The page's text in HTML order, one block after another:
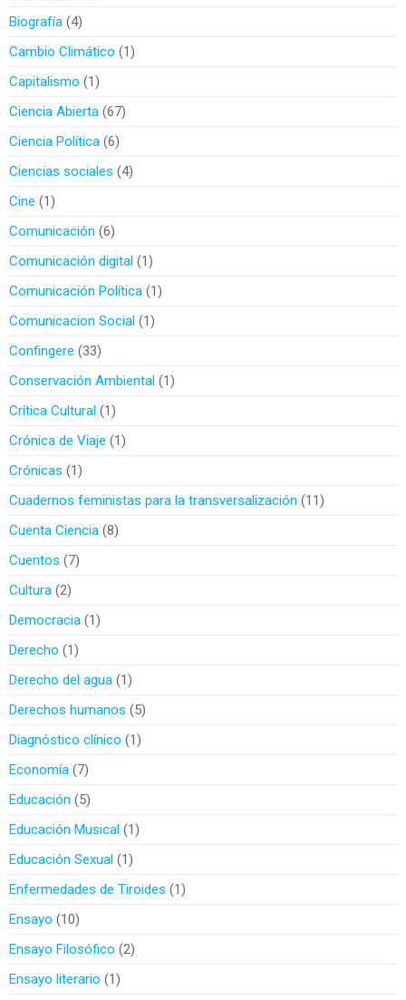
Biografía 4
Cambio Climático
1
Capitalismo
1
Ciencia Abierta 67
Ciencia Política 6
Ciencias sociales 4
Cine
1
Comunicación 6
Comunicación digital 1
Comunicación Política 1
Comunicacion Social 1
Confingere 33
Conservación Ambiental 1
Crítica Cultural 1
Crónica de Viaje
1
Crónicas
1
Cuadernos feministas para la transversalización
11
Cuenta Ciencia 8
Cuentos
7
Cultura 2
Democracia 1
Derecho
1
Derecho del agua 1
Derechos humanos
5
Diagnóstico clínico
1
Economía 7
Educación
5
Educación Musical 1
Educación Sexual 1
Enfermedades de Tiroides
1
Ensayo
10
Ensayo Filosófico 2
Ensayo literario
1